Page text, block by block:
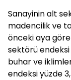
Sanayinin alt
madencilik ve
önceki aya
sektörü endeksi
buhar ve
endeksi yüzde